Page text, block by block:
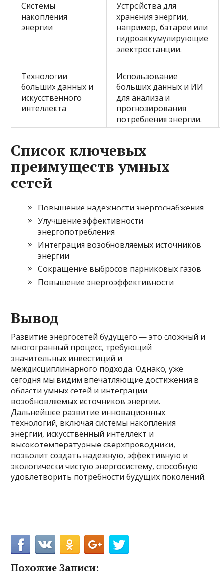
Системы
накопления
энергии
Устройства для
хранения энергии,
например, батареи или
гидроаккумулирующие
электростанции.
Технологии
больших данных и
искусственного
интеллекта
Использование
больших данных и ИИ
для анализа и
прогнозирования
потребления энергии.
Список ключевых
преимуществ умных
сетей
Повышение надежности энергоснабжения
Улучшение эффективности
энергопотребления
Интеграция возобновляемых источников
энергии
Сокращение выбросов парниковых газов
Повышение энергоэффективности
Вывод
Развитие энергосетей будущего — это сложный и
многогранный процесс, требующий
значительных инвестиций и
междисциплинарного подхода. Однако, уже
сегодня мы видим впечатляющие достижения в
области умных сетей и интеграции
возобновляемых источников энергии.
Дальнейшее развитие инновационных
технологий, включая системы накопления
энергии, искусственный интеллект и
высокотемпературные сверхпроводники,
позволит создать надежную, эффективную и
экологически чистую энергосистему, способную
удовлетворить потребности будущих поколений.
Похожие Записи: